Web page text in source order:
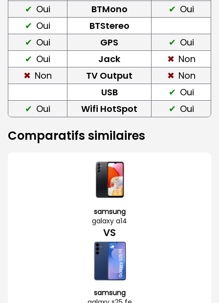
Oui
BTMono
Oui
Oui
BTStereo
Oui
GPS
Oui
Oui
Jack
Non
Non
TV Output
Non
USB
Oui
Oui
Wifi HotSpot Oui
Comparatifs similaires
samsung
galaxy a14
VS
samsung